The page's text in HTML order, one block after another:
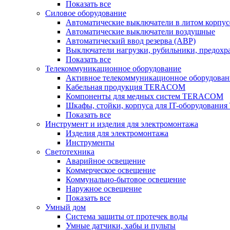
Показать все
Силовое оборудование
Автоматические выключатели в литом
Автоматические выключатели воздушные
Автоматический ввод резерва (АВР)
Выключатели нагрузки, рубильники,
Показать все
Телекоммуникационное оборудование
Активное телекоммуникационное
Кабельная продукция TERACOM
Компоненты для медных систем TERACOM
Шкафы, стойки, корпуса для IT-
Показать все
Инструмент и изделия для электромонтажа
Изделия для электромонтажа
Инструменты
Светотехника
Аварийное освещение
Коммерческое освещение
Коммунально-бытовое освещение
Наружное освещение
Показать все
Умный дом
Система защиты от протечек воды
Умные датчики, хабы и пульты